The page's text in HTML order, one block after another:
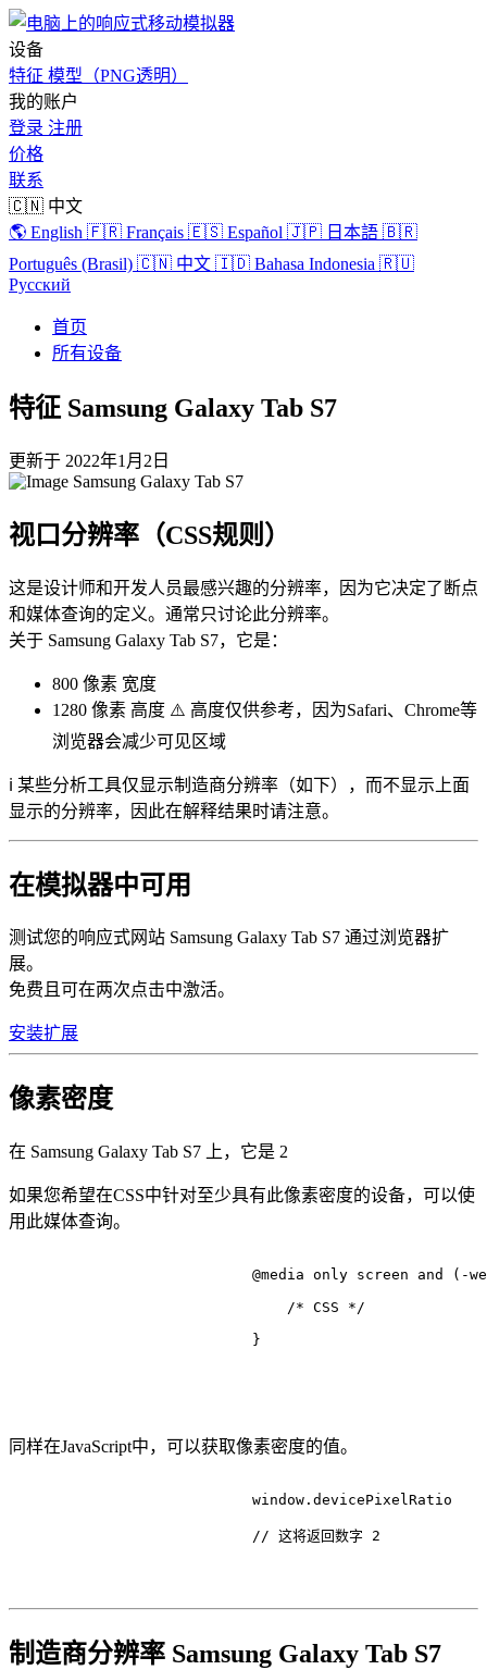
设备
特征 模型（PNG透明）
我的账户
登录 注册
价格
联系
🇨🇳 中文
🌎 English 🇫🇷 Français 🇪🇸 Español 🇯🇵 日本語 🇧🇷
Português (Brasil) 🇨🇳 中文 🇮🇩 Bahasa Indonesia 🇷🇺
Русский
首页
所有设备
特征 Samsung Galaxy Tab S7
更新于 2022年1月2日
视口分辨率（CSS规则）
这是设计师和开发人员最感兴趣的分辨率，因为它决定了断点
和媒体查询的定义。通常只讨论此分辨率。
关于 Samsung Galaxy Tab S7，它是：
800 像素 宽度
1280 像素 高度 ⚠️ 高度仅供参考，因为Safari、Chrome等
浏览器会减少可见区域
ℹ️ 某些分析工具仅显示制造商分辨率（如下），而不显示上面
显示的分辨率，因此在解释结果时请注意。
在模拟器中可用
测试您的响应式网站 Samsung Galaxy Tab S7 通过浏览器扩
展。
免费且可在两次点击中激活。
安装扩展
像素密度
在 Samsung Galaxy Tab S7 上，它是 2
如果您希望在CSS中针对至少具有此像素密度的设备，可以使
用此媒体查询。
@media only screen and (-
/* CSS */
                            }
同样在JavaScript中，可以获取像素密度的值。
                            window.
devicePixelRatio
// 这将返回数字 2
制造商分辨率 Samsung Galaxy Tab S7